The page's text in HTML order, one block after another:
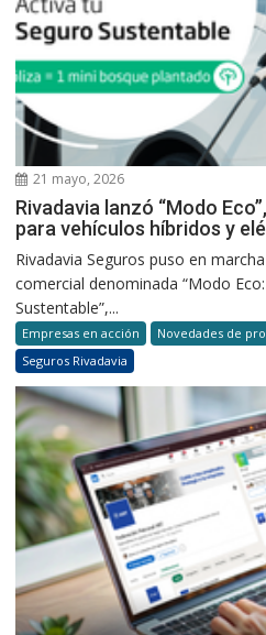
21 mayo, 2026
Rivadavia lanzó “Modo
para vehículos híbridos y
Rivadavia Seguros puso en
comercial denominada “Modo
Sustentable”,...
Empresas en acción
Novedades de
Seguros Rivadavia